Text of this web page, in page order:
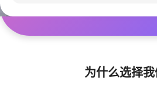
为什么选择我